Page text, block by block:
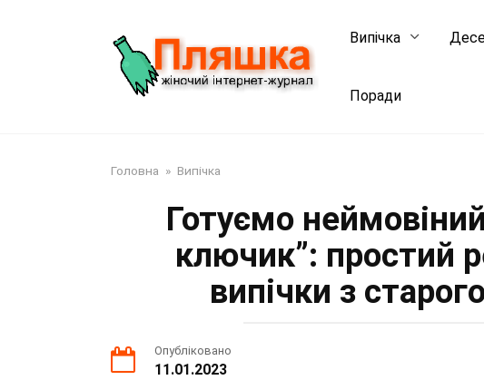
Випічка
Поради
Головна » Випічка
Готуємо
ключик”: простий
випічки з
Опубліковано
11.01.2023